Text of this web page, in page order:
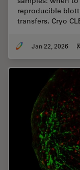
reproducible
transfers, Cryo
Jan 22, 2026